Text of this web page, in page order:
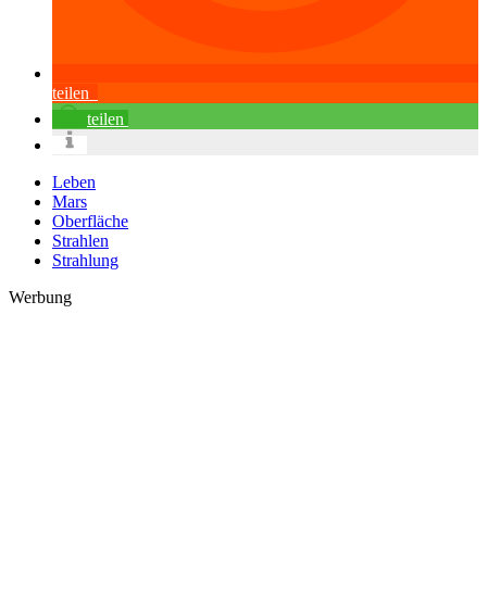
teilen
teilen
Leben
Mars
Oberfläche
Strahlen
Strahlung
Werbung